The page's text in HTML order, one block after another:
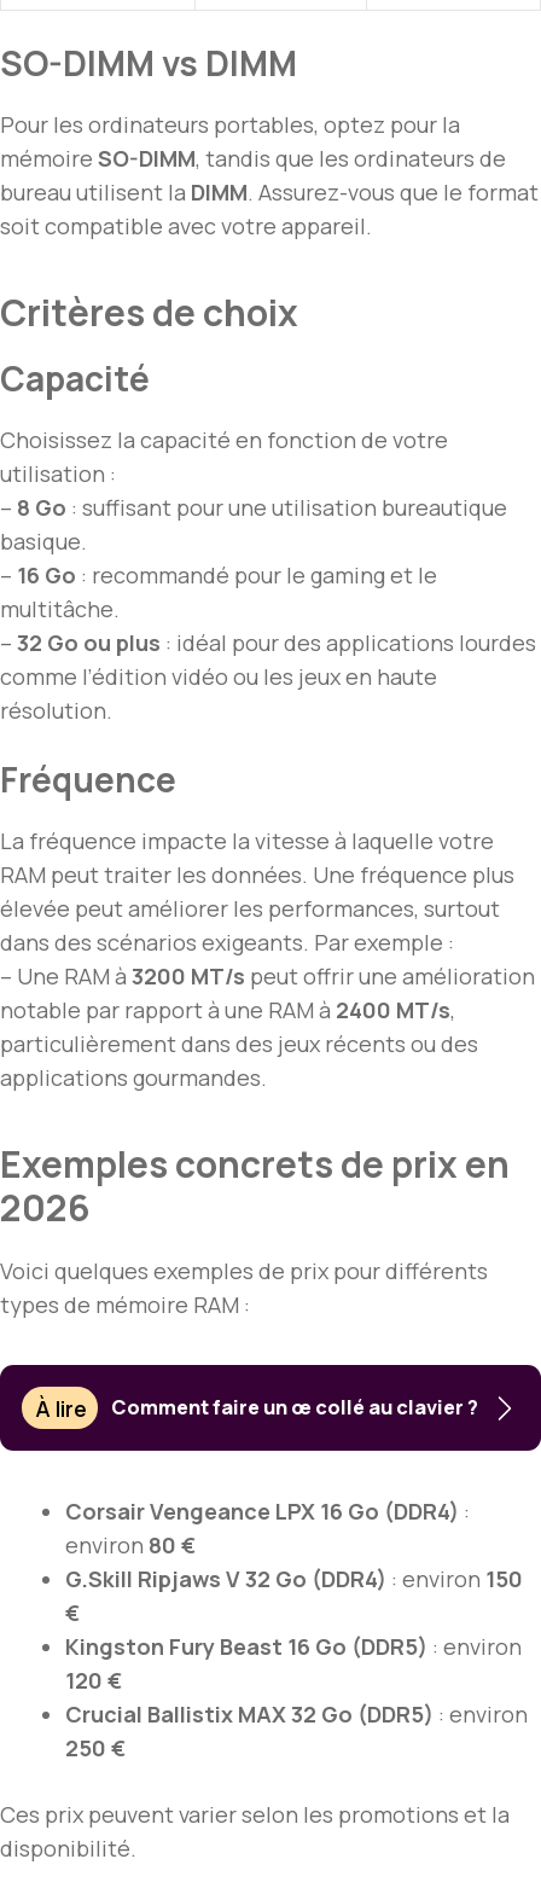
SO-DIMM vs DIMM
Pour les ordinateurs portables, optez pour la
mémoire SO-DIMM, tandis que les ordinateurs de
bureau utilisent la DIMM. Assurez-vous que le format
soit compatible avec votre appareil.
Critères de choix
Capacité
Choisissez la capacité en fonction de votre
utilisation :
– 8 Go : suffisant pour une utilisation bureautique
basique.
– 16 Go : recommandé pour le gaming et le
multitâche.
– 32 Go ou plus : idéal pour des applications lourdes
comme l’édition vidéo ou les jeux en haute
résolution.
Fréquence
La fréquence impacte la vitesse à laquelle votre
RAM peut traiter les données. Une fréquence plus
élevée peut améliorer les performances, surtout
dans des scénarios exigeants. Par exemple :
– Une RAM à 3200 MT/s peut offrir une amélioration
notable par rapport à une RAM à 2400 MT/s,
particulièrement dans des jeux récents ou des
applications gourmandes.
Exemples concrets de prix en
2026
Voici quelques exemples de prix pour différents
types de mémoire RAM :
À lire Comment faire un œ collé au clavier ?
Corsair Vengeance LPX 16 Go (DDR4) :
environ 80 €
G.Skill Ripjaws V 32 Go (DDR4) : environ 150
€
Kingston Fury Beast 16 Go (DDR5) : environ
120 €
Crucial Ballistix MAX 32 Go (DDR5) : environ
250 €
Ces prix peuvent varier selon les promotions et la
disponibilité.